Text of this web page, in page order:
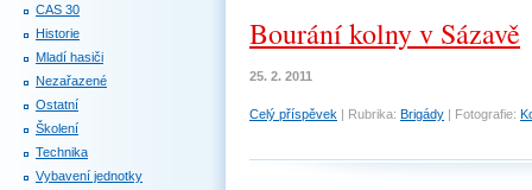
Bourání kolny v Sázavě
25. 2. 2011
Celý příspěvek | Rubrika: Brigády | Fotografie:
CAS 30
Historie
Mladí hasiči
Nezařazené
Ostatní
Školení
Technika
Vybavení jednotky